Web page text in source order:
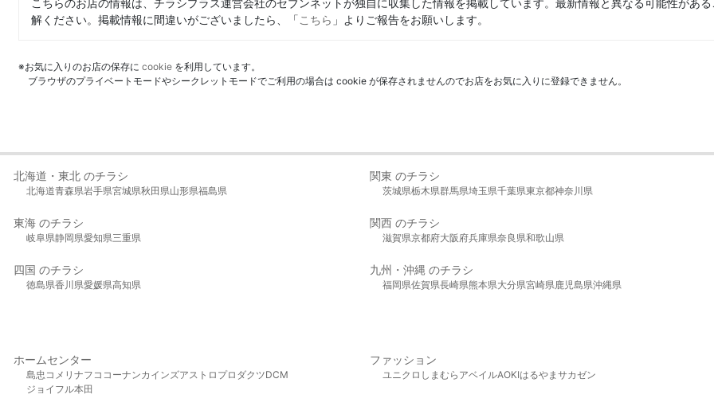
こちらのお店の情報は、チラシプラス運営会社のセブンネットが独自に収集した情報を掲載しています。最新情報と異なる可能性があ
解ください。掲載情報に間違いがございましたら、「こちら 」よりご報告をお願いします。
※お気に入りのお店の保存に cookie を利用しています。
ブラウザのプライベートモードやシークレットモードでご利用の場合は cookie が保存されませんのでお店をお気に入りに登録できません。
北海道・東北 のチラシ
北海道青森県岩手県宮城県秋田県山形県福島県
関東 のチラシ
茨城県栃木県群馬県埼玉県千葉県東京都神奈川県
東海 のチラシ
岐阜県静岡県愛知県三重県
関西 のチラシ
滋賀県京都府大阪府兵庫県奈良県和歌山県
四国 のチラシ
徳島県香川県愛媛県高知県
九州・沖縄 のチラシ
福岡県佐賀県長崎県熊本県大分県宮崎県鹿児島県沖縄県
ホームセンター
島忠 コメリ ナフコ コーナンカインズアストロプロダクツDCM
ジョイフル本田
ファッション
ユニクロ しまむら アベイルAOKIはるやま サカゼン